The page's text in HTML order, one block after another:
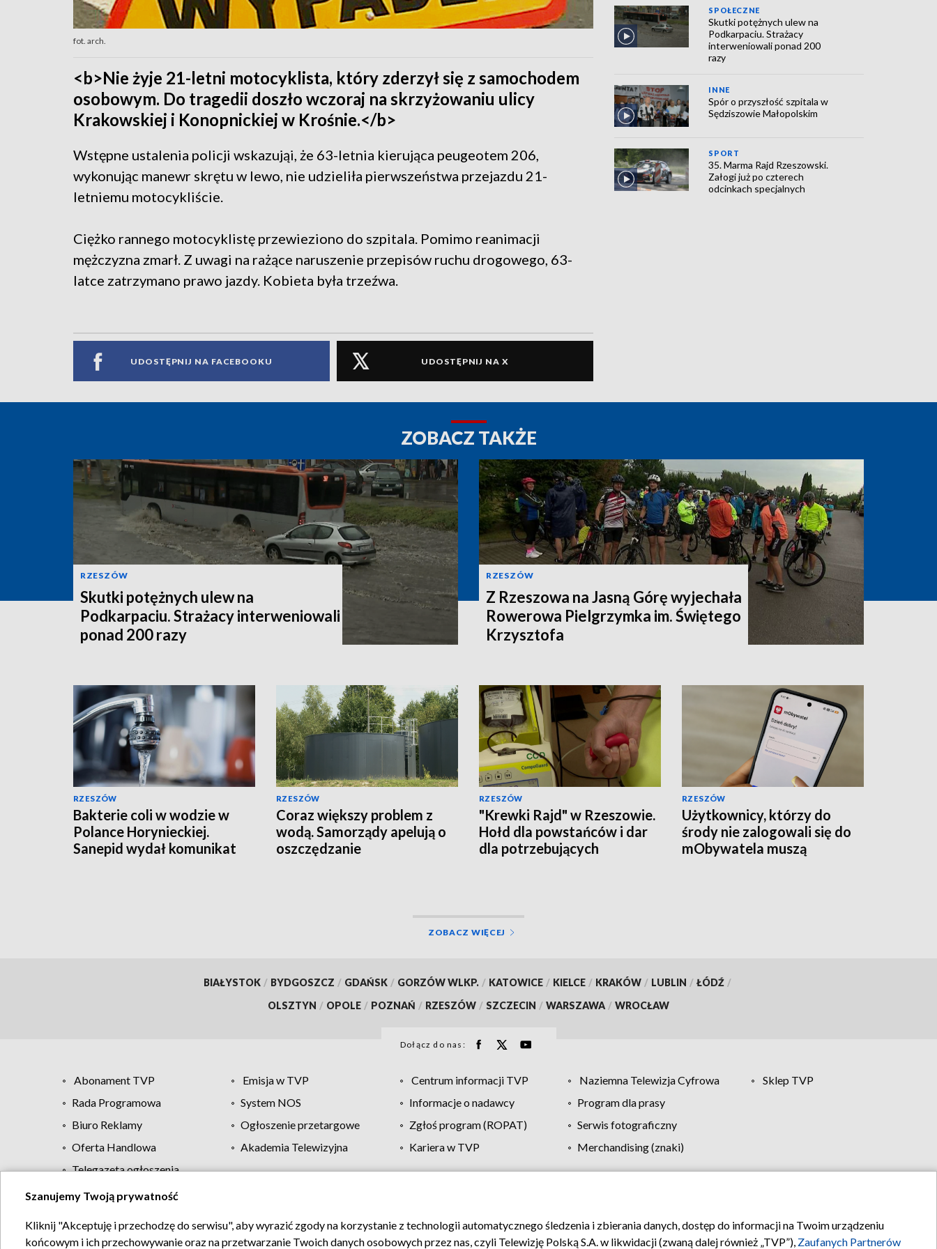
fot. arch.
<b>Nie żyje 21-letni motocyklista, który zderzył się z samochodem
osobowym. Do tragedii doszło wczoraj na skrzyżowaniu ulicy
Krakowskiej i Konopnickiej w Krośnie.</b>
Wstępne ustalenia policji wskazująi, że 63-letnia kierująca peugeotem 206,
wykonując manewr skrętu w lewo, nie udzieliła pierwszeństwa przejazdu 21-
letniemu motocykliście.
Ciężko rannego motocyklistę przewieziono do szpitala. Pomimo reanimacji
mężczyzna zmarł. Z uwagi na rażące naruszenie przepisów ruchu drogowego, 63-
latce zatrzymano prawo jazdy. Kobieta była trzeźwa.
UDOSTĘPNIJ NA FACEBOOKU UDOSTĘPNIJ NA X
SPOŁECZNE
Skutki potężnych ulew na
Podkarpaciu. Strażacy
interweniowali ponad 200
razy
INNE
Spór o przyszłość szpitala w
Sędziszowie Małopolskim
SPORT
35. Marma Rajd Rzeszowski.
Załogi już po czterech
odcinkach specjalnych
ZOBACZ TAKŻE
RZESZÓW
Skutki potężnych ulew na
Podkarpaciu. Strażacy interweniowali
ponad 200 razy
RZESZÓW
Z Rzeszowa na Jasną Górę wyjechała
Rowerowa Pielgrzymka im. Świętego
Krzysztofa
RZESZÓW
Bakterie coli w wodzie w
Polance Horynieckiej.
Sanepid wydał komunikat
RZESZÓW
Coraz większy problem z
wodą. Samorządy apelują o
oszczędzanie
RZESZÓW
"Krewki Rajd" w Rzeszowie.
Hołd dla powstańców i dar
dla potrzebujących
RZESZÓW
Użytkownicy, którzy do
środy nie zalogowali się do
mObywatela muszą
ZOBACZ WIĘCEJ
BIAŁYSTOK / BYDGOSZCZ / GDAŃSK / GORZÓW WLKP. / KATOWICE / KIELCE / KRAKÓW / LUBLIN / ŁÓDŹ /
OLSZTYN / OPOLE / POZNAŃ / RZESZÓW / SZCZECIN / WARSZAWA / WROCŁAW
Dołącz do nas:
Abonament TVP Emisja w TVP Centrum informacji TVP Naziemna Telewizja Cyfrowa
Sklep TVP
Rada Programowa
System NOS Informacje o nadawcy
Program dla prasy
Biuro Reklamy
Ogłoszenie przetargowe Zgłoś program (ROPAT)
Serwis fotograficzny
Oferta Handlowa
Akademia Telewizyjna Kariera w TVP
Merchandising (znaki)
Telegazeta ogłoszenia
Regulamin TVP Polityka prywatności Moje zgody Pomoc Biuro reklamy Kontakt
Szanujemy Twoją prywatność
Kliknij "Akceptuję i przechodzę do serwisu", aby wyrazić zgody na korzystanie z technologii automatycznego śledzenia i zbierania danych, dostęp do informacji na Twoim urządzeniu
końcowym i ich przechowywanie oraz na przetwarzanie Twoich danych osobowych przez nas, czyli Telewizję Polską S.A. w likwidacji (zwaną dalej również „TVP”), Zaufanych Partnerów